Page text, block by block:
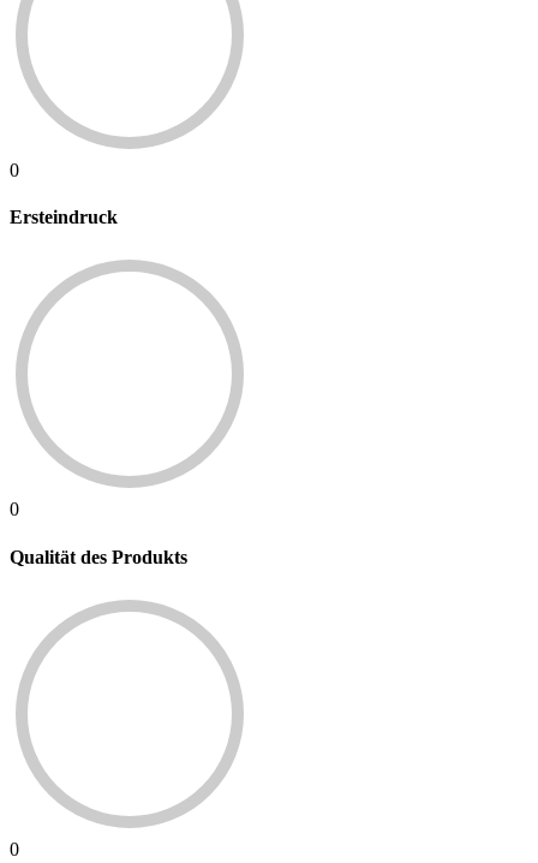
0
Ersteindruck
0
Qualität des Produkts
0